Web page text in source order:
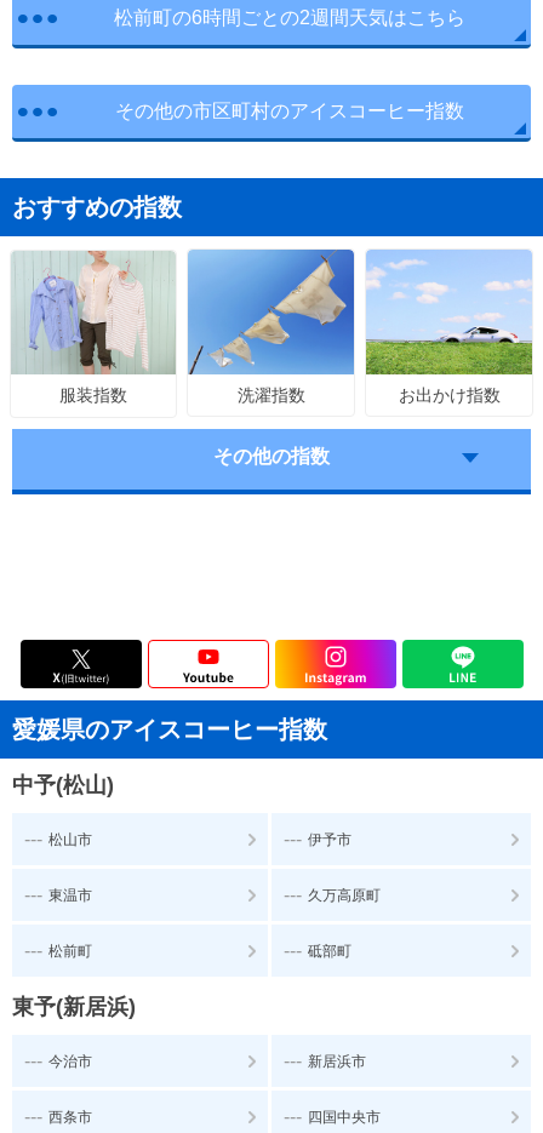
松前町の6時間ごとの2週間天気はこちら
その他の市区町村のアイスコーヒー指数
おすすめの指数
服装指数 洗濯指数 お出かけ指数
その他の指数
愛媛県のアイスコーヒー指数
中予(松山)
--- 松山市 --- 伊予市
--- 東温市 --- 久万高原町
--- 松前町 --- 砥部町
東予(新居浜)
--- 今治市 --- 新居浜市
--- 西条市 --- 四国中央市